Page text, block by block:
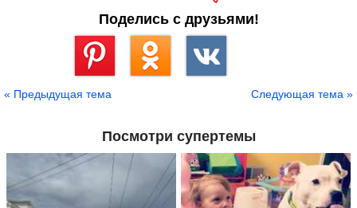
Поделись с друзьями!
« Предыдущая тема Следующая тема »
Посмотри супертемы